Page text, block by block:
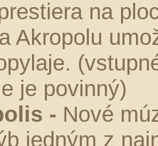
na
Akropolu
je povinný)
- Nové
jedným z